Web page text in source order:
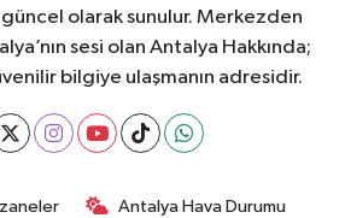
olarak sunulur. Merkezden
sesi olan Antalya Hakkında;
bilgiye ulaşmanın adresidir.
Antalya Hava Durumu